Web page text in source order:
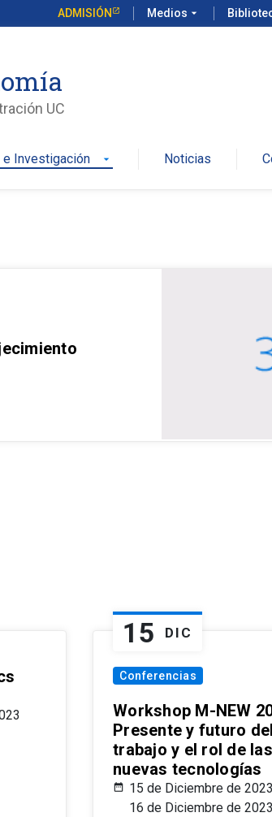
ADMISIÓN Medios arrow_drop_down
UC
Investigación arrow_drop_down Noticias
15 DIC
Conferencias
Workshop M-NEW
Presente y futuro del
trabajo y el rol de las
nuevas tecnologías
15 de Diciembre de
16 de Diciembre de 2023